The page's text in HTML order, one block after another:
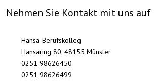
Nehmen Sie Kontakt mit uns auf
Hansa-Berufskolleg
Hansaring 80, 48155 Münster
0251 98626450
0251 98626499